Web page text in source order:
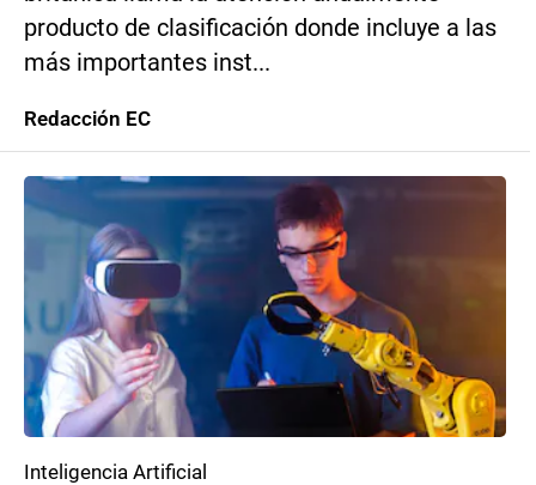
producto de clasificación donde incluye a las
más importantes inst...
Redacción EC
Inteligencia Artificial